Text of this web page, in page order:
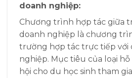
doanh nghiệp:
Chương trình hợp tác giữa
doanh nghiệp là chương
trường hợp tác trực tiếp với
nghiệp. Mục tiêu của loại
hội cho du học sinh tham